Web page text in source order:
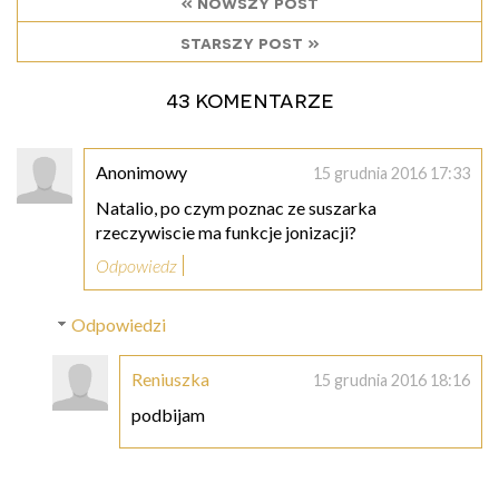
starszy post »
43 komentarze
Anonimowy 15 grudnia 2016 17:33
Natalio, po czym poznac ze suszarka
rzeczywiscie ma funkcje jonizacji?
Odpowiedz
Odpowiedzi
Reniuszka 15 grudnia 2016 18:16
podbijam